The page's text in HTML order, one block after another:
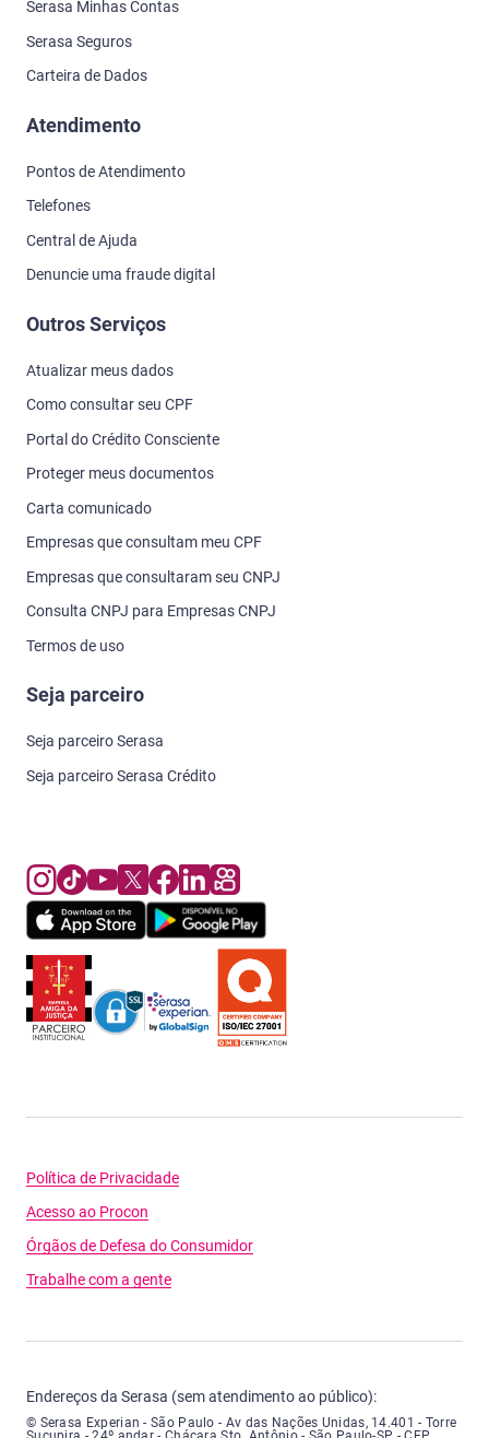
Serasa Minhas Contas
Serasa Seguros
Carteira de Dados
Atendimento
Pontos de Atendimento
Telefones
Central de Ajuda
Denuncie uma fraude digital
Outros Serviços
Atualizar meus dados
Como consultar seu CPF
Portal do Crédito Consciente
Proteger meus documentos
Carta comunicado
Empresas que consultam meu CPF
Empresas que consultaram seu CNPJ
Consulta CNPJ para Empresas CNPJ
Termos de uso
Seja parceiro
Seja parceiro Serasa
Seja parceiro Serasa Crédito
Política de Privacidade
Acesso ao Procon
Órgãos de Defesa do Consumidor
Trabalhe com a gente
Endereços da Serasa (sem atendimento ao público):
Serasa Experian - São Paulo - Endereço: Avenida das Nações Unidas,
© Serasa Experian - São Paulo - Av das Nações Unidas, 14.401 - Torre